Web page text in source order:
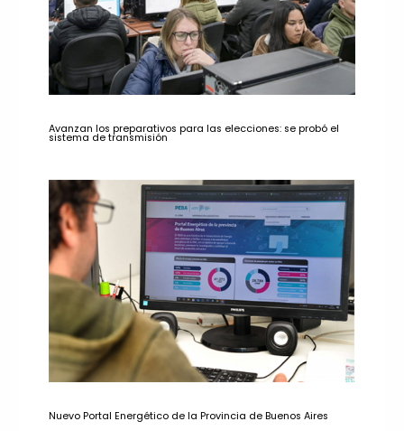
Avanzan los preparativos para las elecciones: se probó el
sistema de transmisión
Nuevo Portal Energético de la Provincia de Buenos Aires